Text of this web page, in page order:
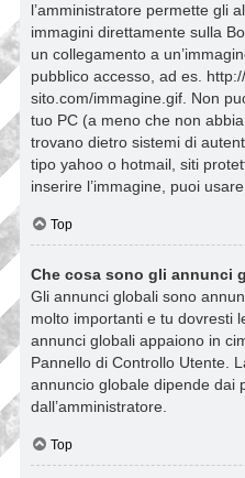
l’amministratore permette gli
immagini direttamente sulla
un collegamento a
pubblico accesso, ad es.
sito.com/immagine.gif. Non
tuo PC (a meno che non
trovano dietro sistemi di
tipo yahoo o hotmail, siti
inserire l’immagine, puoi
Top
Che cosa sono gli annunci
Gli annunci globali sono
molto importanti e tu dovresti
annunci globali appaiono in
Pannello di Controllo Utente.
annuncio globale dipende dai
dall’amministratore.
Top